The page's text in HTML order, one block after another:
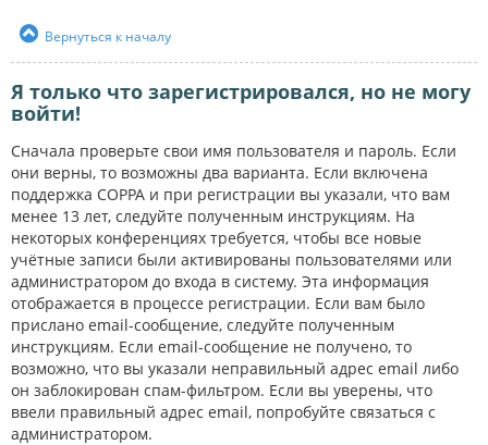
Вернуться к началу
Я только что зарегистрировался, но не могу
войти!
Сначала проверьте свои имя пользователя и пароль. Если
они верны, то возможны два варианта. Если включена
поддержка COPPA и при регистрации вы указали, что вам
менее 13 лет, следуйте полученным инструкциям. На
некоторых конференциях требуется, чтобы все новые
учётные записи были активированы пользователями или
администратором до входа в систему. Эта информация
отображается в процессе регистрации. Если вам было
прислано email-сообщение, следуйте полученным
инструкциям. Если email-сообщение не получено, то
возможно, что вы указали неправильный адрес email либо
он заблокирован спам-фильтром. Если вы уверены, что
ввели правильный адрес email, попробуйте связаться с
администратором.